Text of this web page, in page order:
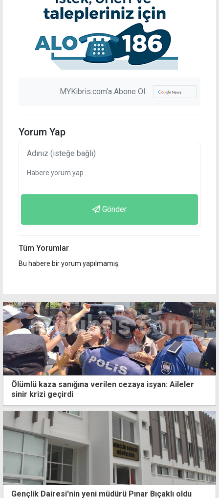
MYKibris.com'a Abone Ol
Yorum Yap
Gönder
Tüm Yorumlar
Bu habere bir yorum yapılmamış.
Ölümlü kaza sanığına verilen cezaya isyan: Aileler
sinir krizi geçirdi
Gençlik Dairesi'nin yeni müdürü Pınar Bıçaklı oldu